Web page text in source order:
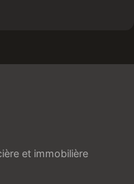
et immobilière